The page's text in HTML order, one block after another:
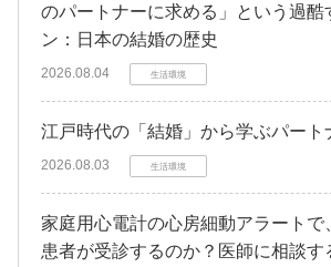
のパートナーに求める」という過酷
ン：日本の結婚の歴史
2026.08.04 生活環境
江戸時代の「結婚」から学ぶパート
2026.08.03 生活環境
家庭用心電計の心房細動アラートで
患者が受診するのか？医師に相談す